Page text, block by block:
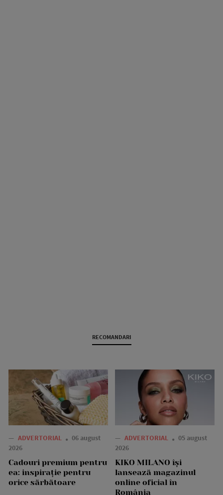
RECOMANDARI
— ADVERTORIAL
06 august
2026
Cadouri premium pentru
ea: inspirație pentru
orice sărbătoare
— ADVERTORIAL
05 august
2026
KIKO MILANO își
lansează magazinul
online oficial în
România